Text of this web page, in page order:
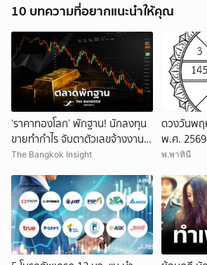
10 บทความที่อยากแนะนำให้คุณ
‘ราคาทองโลก’ พักฐาน! นักลงทุน
ขายทำกำไร จับตาตัวเลขจ้างงาน
สหรัฐ
The Bangkok Insight
ดวงวันพ
พ.ศ. 2569
พ.พาทินี